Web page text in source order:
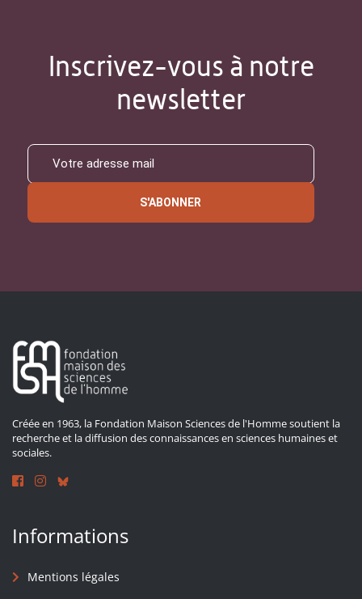
Inscrivez-vous à notre
newsletter
S'ABONNER
Créée en 1963, la Fondation Maison Sciences de l'Homme soutient la
recherche et la diffusion des connaissances en sciences humaines et
sociales.
Informations
Mentions légales